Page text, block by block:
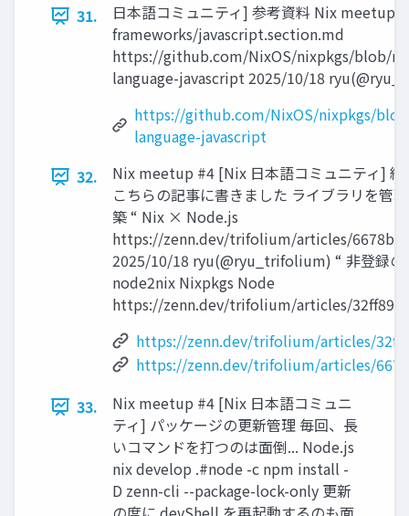
31.
日本語コミュニティ] 参考資料 Nix meetup
frameworks/javascript.section.md
https://github.com/NixOS/nixpkgs/blob/
language-javascript 2025/10/18
https://github.com/NixOS/nixpkgs/
language-javascript
32.
Nix meetup #4 [Nix 日本語コミュニティ] 細
こちらの記事に書きました ライブラリを管
築 “ Nix × Node.js
https://zenn.dev/trifolium/articles/
2025/10/18 ryu(@ryu_trifolium) “ 非登録の
node2nix Nixpkgs Node
https://zenn.dev/trifolium/articles/
https://zenn.dev/trifolium/articles/
https://zenn.dev/trifolium/articles/
33.
Nix meetup #4 [Nix 日本語コミュニ
ティ] パッケージの更新管理 毎回、長
いコマンドを打つのは面倒... Node.js
nix develop .#node -c npm install -
D zenn-cli --package-lock-only 更新